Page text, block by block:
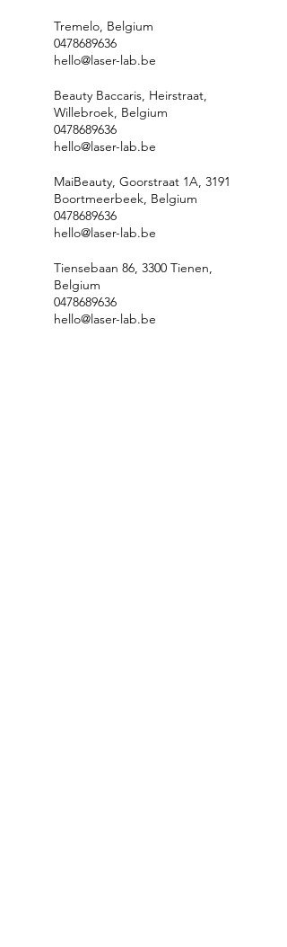
Tremelo, Belgium
0478689636
hello@laser-lab.be
Beauty Baccaris, Heirstraat,
Willebroek, Belgium
0478689636
hello@laser-lab.be
MaiBeauty, Goorstraat 1A, 3191
Boortmeerbeek, Belgium
0478689636
hello@laser-lab.be
Tiensebaan 86, 3300 Tienen,
Belgium
0478689636
hello@laser-lab.be